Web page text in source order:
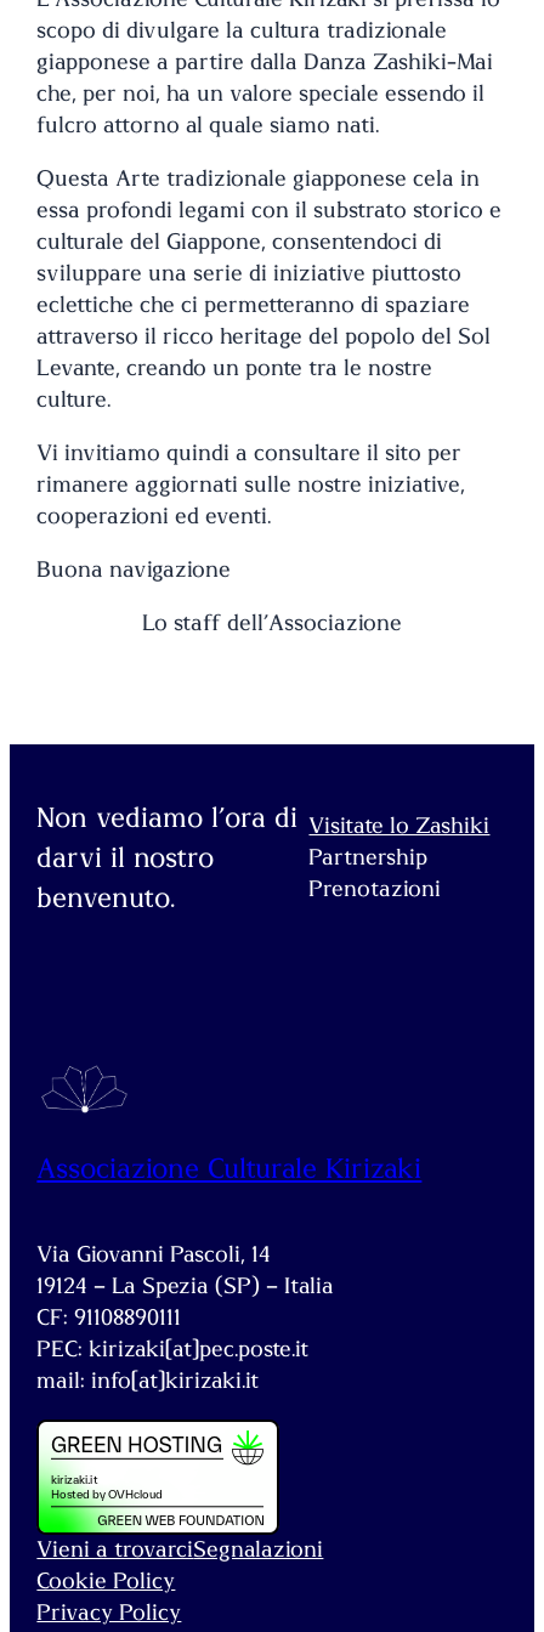
scopo di divulgare la cultura tradizionale
giapponese a partire dalla Danza Zashiki-Mai
che, per noi, ha un valore speciale essendo il
fulcro attorno al quale siamo nati.
Questa Arte tradizionale giapponese cela in
essa profondi legami con il substrato storico e
culturale del Giappone, consentendoci di
sviluppare una serie di iniziative piuttosto
eclettiche che ci permetteranno di spaziare
attraverso il ricco heritage del popolo del Sol
Levante, creando un ponte tra le nostre
culture.
Vi invitiamo quindi a consultare il sito per
rimanere aggiornati sulle nostre iniziative,
cooperazioni ed eventi.
Buona navigazione
Lo staff dell’Associazione
Non vediamo l’ora di
darvi il nostro
benvenuto.
Visitate lo Zashiki
Partnership
Prenotazioni
Associazione Culturale Kirizaki
Via Giovanni Pascoli, 14
19124 – La Spezia (SP) – Italia
CF: 91108890111
PEC: kirizaki[at]pec.poste.it
mail: info[at]kirizaki.it
Vieni a trovarciSegnalazioni
Cookie Policy
Privacy Policy